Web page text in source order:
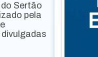
Sertão
pela